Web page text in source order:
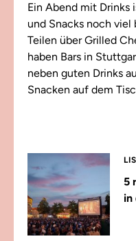
Ein Abend mit Drinks
und Snacks noch viel
Teilen über Grilled
haben Bars in
neben guten Drinks
Snacken auf dem
5
in